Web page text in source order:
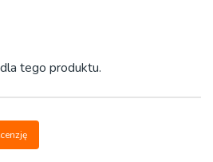
tego produktu.